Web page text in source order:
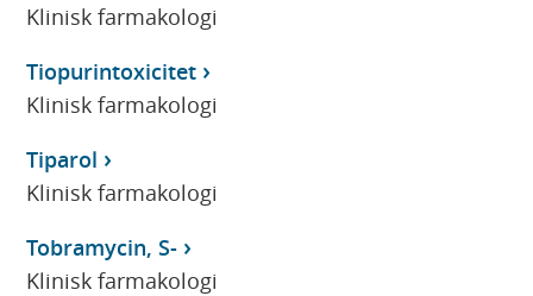
Klinisk farmakologi
Tiopurintoxicitet
Klinisk farmakologi
Tiparol
Klinisk farmakologi
Tobramycin, S-
Klinisk farmakologi